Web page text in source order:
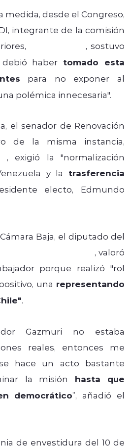
medida, desde el Congreso,
integrante de la comisión
, sostuvo
haber tomado esta
para no exponer al
polémica innecesaria".
el senador de Renovación
de la misma instancia,
, exigió la "normalización
y la trasferencia
electo, Edmundo
Baja, el diputado del
, valoró
porque realizó "rol
una representando
.
Gazmuri no estaba
reales, entonces me
hace un acto bastante
la misión hasta que
democrático”, añadió el
de envestidura del 10 de